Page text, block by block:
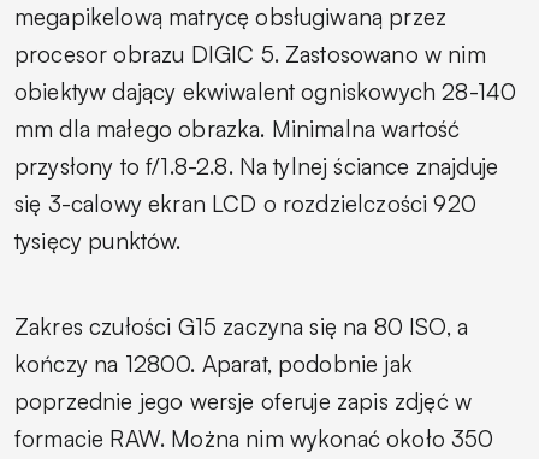
megapikelową matrycę obsługiwaną przez
procesor obrazu DIGIC 5. Zastosowano w nim
obiektyw dający ekwiwalent ogniskowych 28-140
mm dla małego obrazka. Minimalna wartość
przysłony to f/1.8-2.8. Na tylnej ściance znajduje
się 3-calowy ekran LCD o rozdzielczości 920
tysięcy punktów.
Zakres czułości G15 zaczyna się na 80 ISO, a
kończy na 12800. Aparat, podobnie jak
poprzednie jego wersje oferuje zapis zdjęć w
formacie RAW. Można nim wykonać około 350